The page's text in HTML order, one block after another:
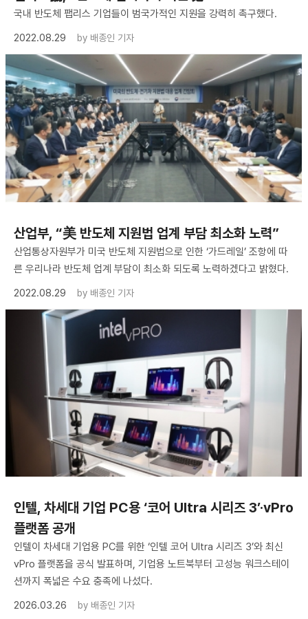
국내 반도체 팹리스 기업들이 범국가적인 지원을 강력히 촉구했다.
2022.08.29
by 배종인 기자
산업부, “美 반도체 지원법 업계 부담 최소화 노력”
산업통상자원부가 미국 반도체 지원법으로 인한 ‘가드레일’ 조항에 따
른 우리나라 반도체 업계 부담이 최소화 되도록 노력하겠다고 밝혔다.
2022.08.29
by 배종인 기자
인텔, 차세대 기업 PC용 ‘코어 Ultra 시리즈 3’·vPro
플랫폼 공개
인텔이 차세대 기업용 PC를 위한 ‘인텔 코어 Ultra 시리즈 3’와 최신
vPro 플랫폼을 공식 발표하며, 기업용 노트북부터 고성능 워크스테이
션까지 폭넓은 수요 충족에 나섰다.
2026.03.26
by 배종인 기자